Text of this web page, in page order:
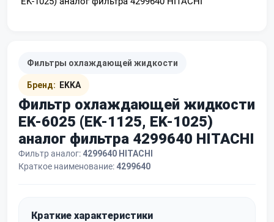
Фильтры охлаждающей жидкости
Бренд: EKKA
Фильтр охлаждающей жидкости
EK-6025 (EK-1125, EK-1025)
аналог фильтра 4299640 HITACHI
Фильтр аналог: 4299640 HITACHI
Краткое наименование: 4299640
Краткие характеристики